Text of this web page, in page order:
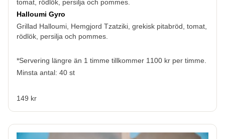
tomat, rödlök, persilja och pommes.
Halloumi Gyro
Grillad Halloumi, Hemgjord Tzatziki, grekisk pitabröd, tomat,
rödlök, persilja och pommes.
*Servering längre än 1 timme tillkommer 1100 kr per timme.
Minsta antal: 40 st
149 kr